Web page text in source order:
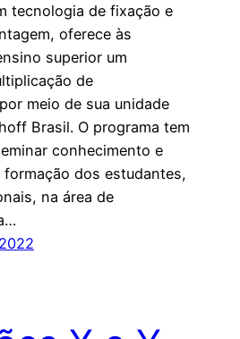
tecnologia de fixação e
oferece às
superior um
de
meio de sua unidade
Brasil. O programa tem
conhecimento e
dos estudantes,
na área de